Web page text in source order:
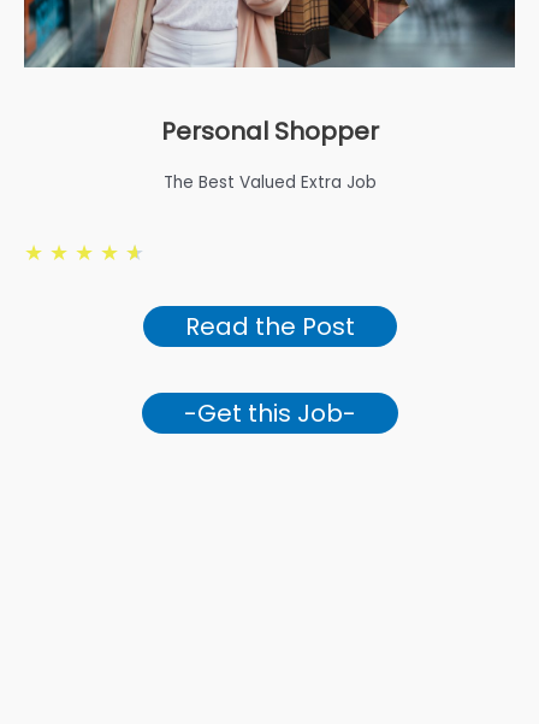
Personal Shopper
The Best Valued Extra Job
★ ★ ★ ★ ★
Read the Post
-Get this Job-